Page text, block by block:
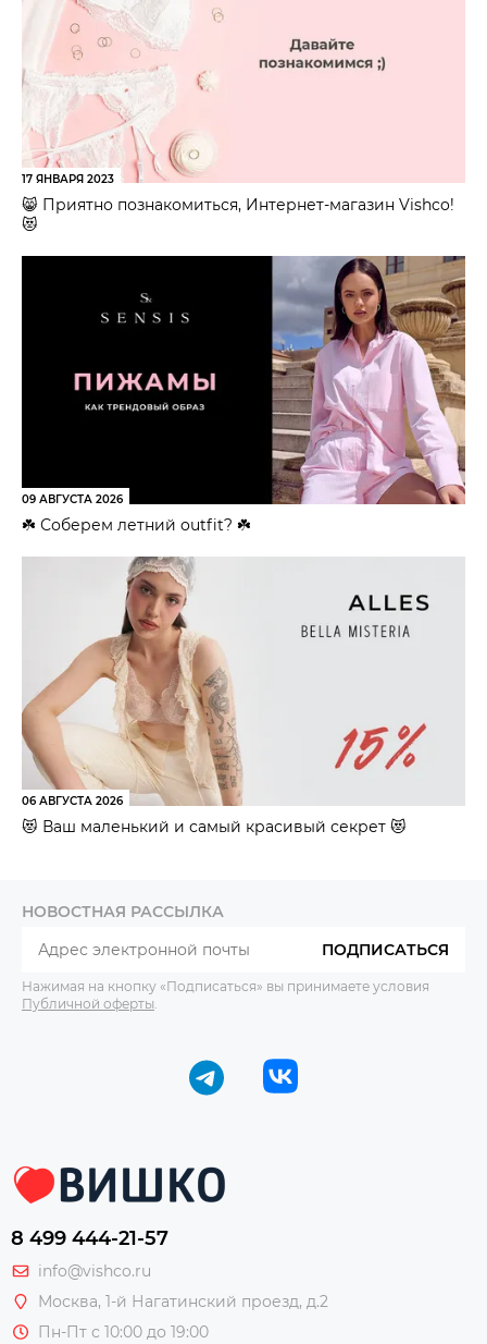
17 ЯНВАРЯ 2023
😸 Приятно познакомиться, Интернет-магазин Vishco!
😻
09 АВГУСТА 2026
☘️ Соберем летний outfit? ☘️
06 АВГУСТА 2026
😻 Ваш маленький и самый красивый секрет 😻
НОВОСТНАЯ РАССЫЛКА
ПОДПИСАТЬСЯ
Нажимая на кнопку «Подписаться» вы принимаете условия
Публичной оферты
8 499 444-21-57
info@vishco.ru
Москва, 1-й Нагатинский проезд, д.2
Пн-Пт с 10:00 до 19:00